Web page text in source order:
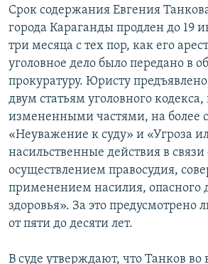
Срок содержания Евгения
города Караганды продлен до 19
три месяца с тех пор, как его
уголовное дело было передано в
прокуратуру. Юристу
двум статьям уголовного
измененными частями, на более
«Неуважение к суду» и «Угроза
насильственные действия в связи
осуществлением правосудия,
применением насилия, опасного
здоровья». За это предусмотрено
от пяти до десяти лет.
В суде утверждают, что Танков во